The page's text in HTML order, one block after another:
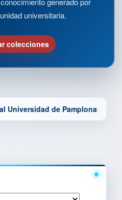
universitaria.
colecciones
Universidad de Pamplona